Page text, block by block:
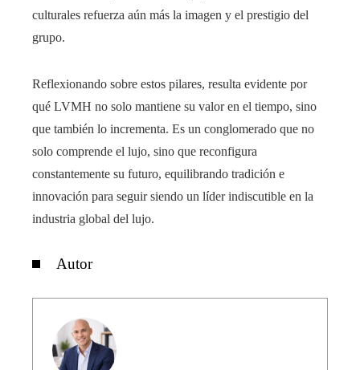
culturales refuerza aún más la imagen y el prestigio del
grupo.
Reflexionando sobre estos pilares, resulta evidente por
qué LVMH no solo mantiene su valor en el tiempo, sino
que también lo incrementa. Es un conglomerado que no
solo comprende el lujo, sino que reconfigura
constantemente su futuro, equilibrando tradición e
innovación para seguir siendo un líder indiscutible en la
industria global del lujo.
Autor